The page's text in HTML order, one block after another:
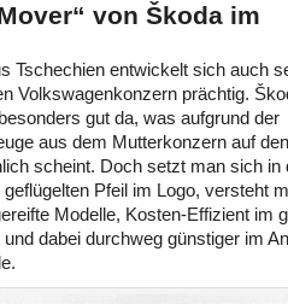
von Škoda im
Tschechien entwickelt sich auch
Volkswagenkonzern prächtig.
gut da, was aufgrund der
aus dem Mutterkonzern auf
scheint. Doch setzt man sich in
Pfeil im Logo, versteht
Modelle, Kosten-Effizient im
dabei durchweg günstiger im